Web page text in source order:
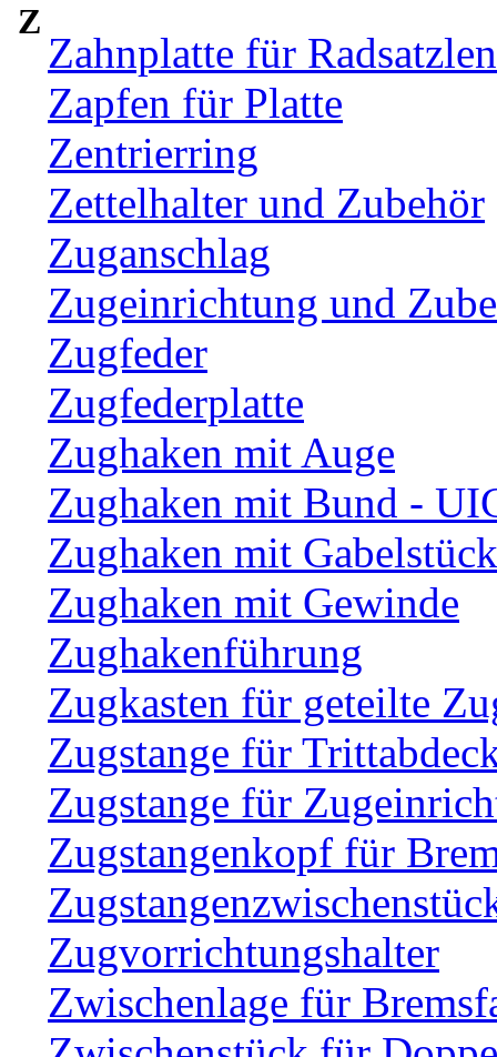
Z
Zahnplatte für
Zapfen für Platte
Zentrierring
Zettelhalter und Zubehör
Zuganschlag
Zugeinrichtung und
Zugfeder
Zugfederplatte
Zughaken mit Auge
Zughaken mit Bund -
Zughaken mit Gabelstück
Zughaken mit Gewinde
Zughakenführung
Zugkasten für geteilte
Zugstange für
Zugstange für
Zugstangenkopf für
Zugvorrichtungshalter
Zwischenlage für